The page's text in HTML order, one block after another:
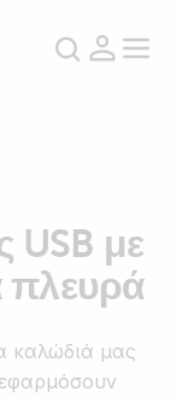
USB με
πλευρά
καλώδιά μας